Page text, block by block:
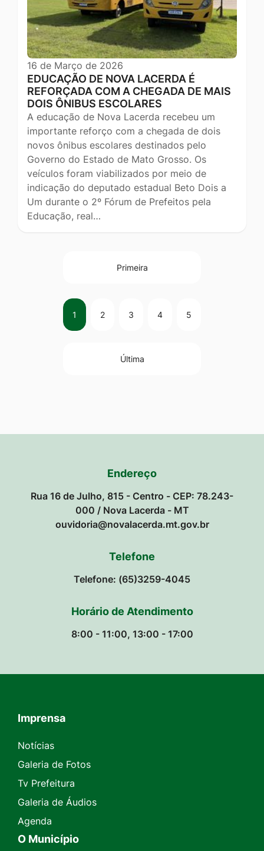
16 de Março de 2026
EDUCAÇÃO DE NOVA LACERDA É
REFORÇADA COM A CHEGADA DE MAIS
DOIS ÔNIBUS ESCOLARES
A educação de Nova Lacerda recebeu um
importante reforço com a chegada de dois
novos ônibus escolares destinados pelo
Governo do Estado de Mato Grosso. Os
veículos foram viabilizados por meio de
indicação do deputado estadual Beto Dois a
Um durante o 2º Fórum de Prefeitos pela
Educação, real…
Primeira
1 2 3 4 5
Última
Endereço
Rua 16 de Julho, 815 - Centro - CEP: 78.243-
000 / Nova Lacerda - MT
ouvidoria@novalacerda.mt.gov.br
Telefone
Telefone: (65)3259-4045
Horário de Atendimento
8:00 - 11:00, 13:00 - 17:00
Seção do Rodapé e Contato
Imprensa
Notícias
Galeria de Fotos
Tv Prefeitura
Galeria de Áudios
Agenda
O Município